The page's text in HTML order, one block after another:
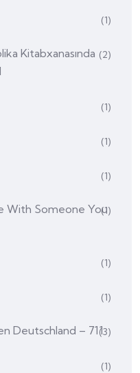
(1)
Kitabxanasında (2)
(1)
(1)
(1)
With Someone You(1)
(1)
(1)
Deutschland – 711(3)
(1)